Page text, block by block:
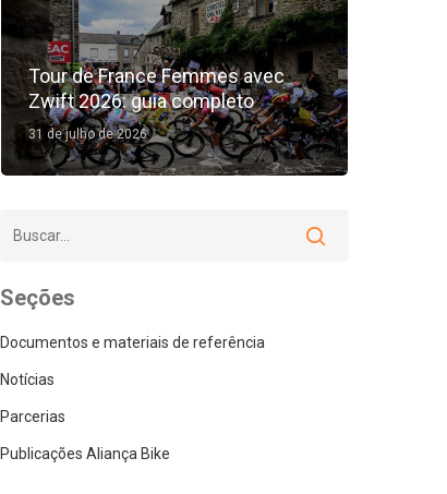
Tour de France Femmes avec
Zwift 2026: guia completo
31 de julho de 2026
Seções
Documentos e materiais de referência
Notícias
Parcerias
Publicações Aliança Bike